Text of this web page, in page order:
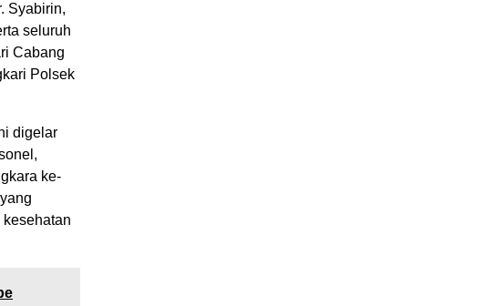
Syabirin,
seluruh
Cabang
Polsek
digelar
ke-